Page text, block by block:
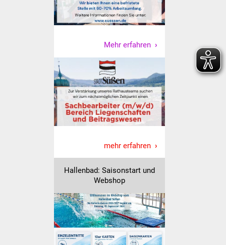
Familientreff
Schülerferienprogramm
Migration und Integration
Freundeskreis Asyl
Ukraine-Hilfe
Bauen in Süßen
Wohnimmobilien +
Baugrundstücke
Wirtschaft
Mehr erfahren
mehr erfahren
Hallenbad: Saisonstart und
Webshop